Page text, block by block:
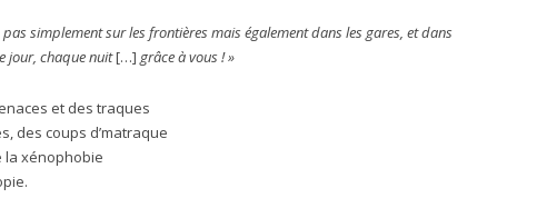
simplement sur les frontières mais également dans les gares, et dans
jour, chaque nuit[…] grâce à vous ! »
et des traques
des coups d’matraque
la xénophobie